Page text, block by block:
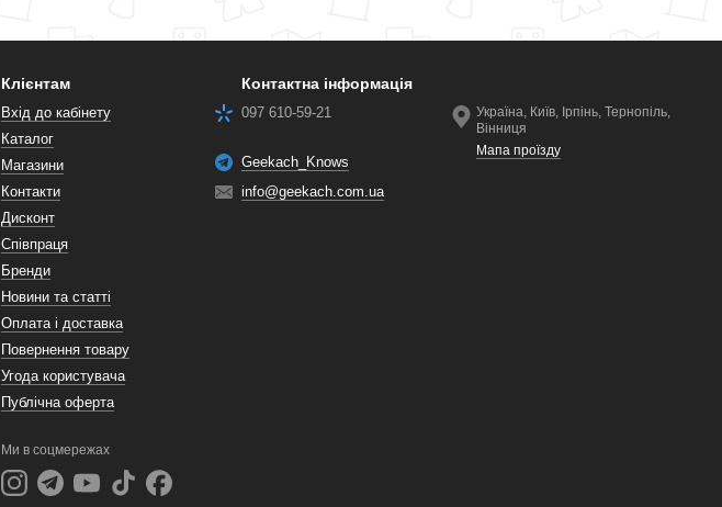
Клієнтам
Вхід до кабінету
Каталог
Магазини
Контакти
Дисконт
Співпраця
Бренди
Новини та статті
Оплата і доставка
Повернення товару
Угода користувача
Публічна оферта
Ми в соцмережах
Контактна інформація
097 610-59-21
Geekach_Knows
info@geekach.com.ua
Україна, Київ, Ірпінь, Тернопіль,
Вінниця
Мапа проїзду